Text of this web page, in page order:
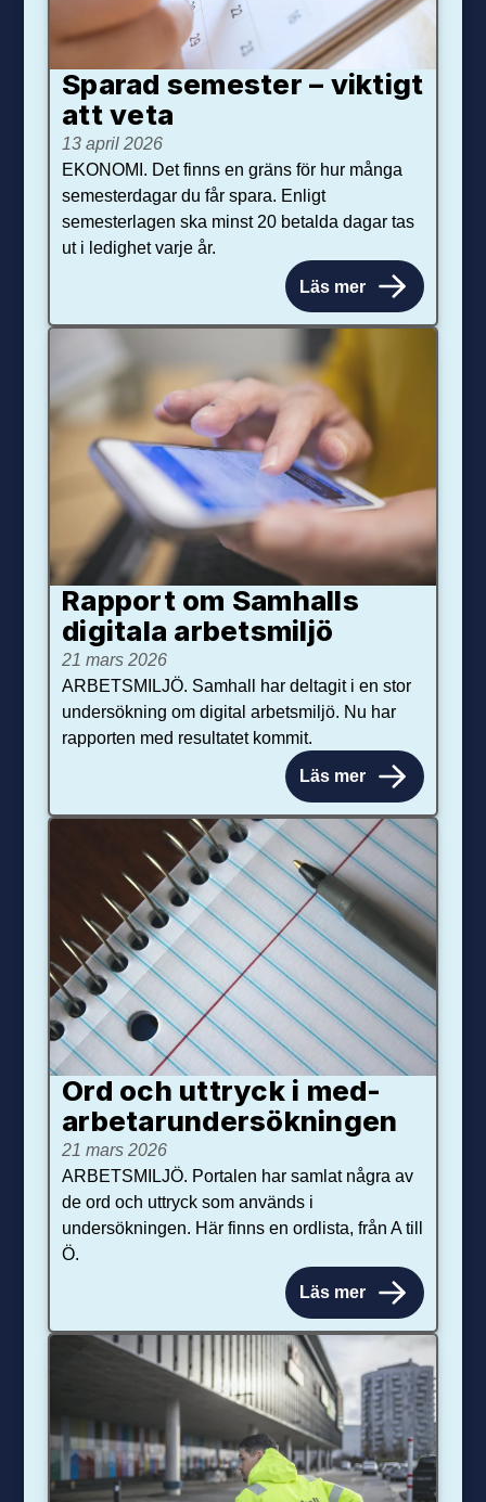
Sparad semester – viktigt
att veta
13 april 2026
EKONOMI. Det finns en gräns för hur många
semesterdagar du får spara. Enligt
semesterlagen ska minst 20 betalda dagar tas
ut i ledighet varje år.
Läs mer
Rapport om Samhalls
digitala arbetsmiljö
21 mars 2026
ARBETSMILJÖ. Samhall har deltagit i en stor
undersökning om digital arbetsmiljö. Nu har
rapporten med resultatet kommit.
Läs mer
Ord och uttryck i med­­
arbetar­­under­sökningen
21 mars 2026
ARBETSMILJÖ. Portalen har samlat några av
de ord och uttryck som används i
undersökningen. Här finns en ordlista, från A till
Ö.
Läs mer